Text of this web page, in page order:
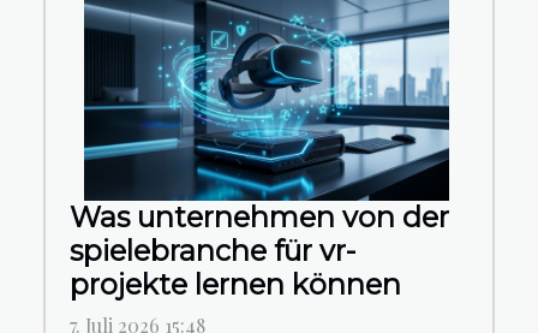
Was unternehmen von der
spielebranche für vr-
projekte lernen können
7. Juli 2026 15:48